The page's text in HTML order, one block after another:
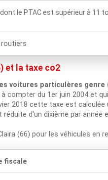
le PTAC est supérieur à 11
et la taxe co2
voitures particulères genre
compter du 1er juin 2004 et
2018 cette taxe est
réduite d'un dixième par
(66) pour les véhicules en
fiscale